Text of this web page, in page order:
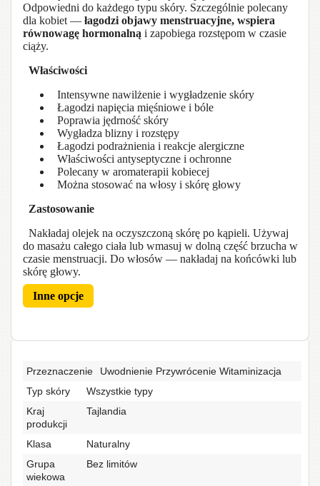
Odpowiedni do każdego typu skóry. Szczególnie polecany
dla kobiet — łagodzi objawy menstruacyjne, wspiera
równowagę hormonalną i zapobiega rozstępom w czasie
ciąży.
Właściwości
Intensywne nawilżenie i wygładzenie skóry
Łagodzi napięcia mięśniowe i bóle
Poprawia jędrność skóry
Wygładza blizny i rozstępy
Łagodzi podrażnienia i reakcje alergiczne
Właściwości antyseptyczne i ochronne
Polecany w aromaterapii kobiecej
Można stosować na włosy i skórę głowy
Zastosowanie
Nakładaj olejek na oczyszczoną skórę po kąpieli. Używaj
do masażu całego ciała lub wmasuj w dolną część brzucha w
czasie menstruacji. Do włosów — nakładaj na końcówki lub
skórę głowy.
Inne opcje
Przeznaczenie
Uwodnienie Przywrócenie Witaminizacja
Typ skóry
Wszystkie typy
Kraj
produkcji
Tajlandia
Klasa
Naturalny
Grupa
wiekowa
Bez limitów